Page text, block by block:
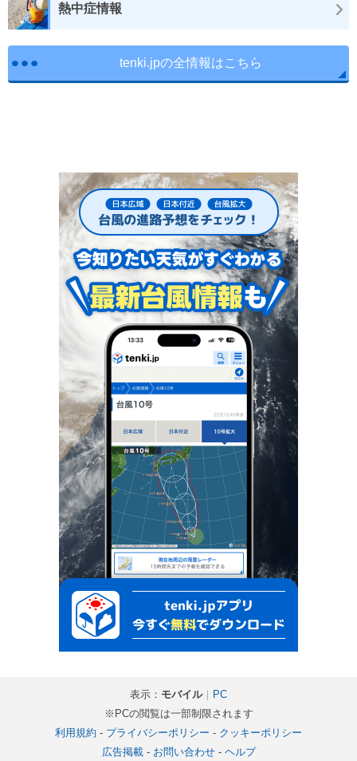
熱中症情報
tenki.jpの全情報はこちら
表示： モバイル｜ PC
※PCの閲覧は一部制限されます
利用規約 - プライバシーポリシー - クッキーポリシー
広告掲載- お問い合わせ- ヘルプ